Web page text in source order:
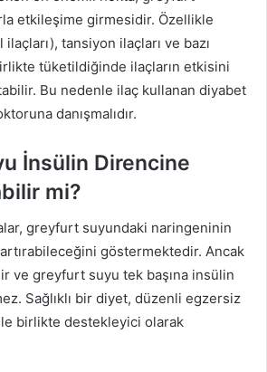
etkileşime girmesidir. Özellikle
tansiyon ilaçları ve bazı
tüketildiğinde ilaçların etkisini
Bu nedenle ilaç kullanan diyabet
danışmalıdır.
İnsülin Direncine
mi?
greyfurt suyundaki naringeninin
artırabileceğini göstermektedir. Ancak
ve greyfurt suyu tek başına insülin
Sağlıklı bir diyet, düzenli egzersiz
birlikte destekleyici olarak